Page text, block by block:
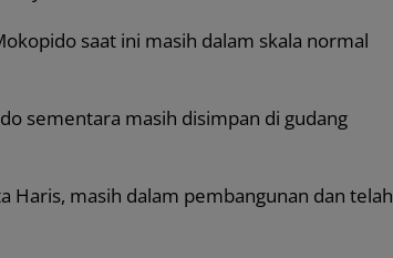
saat ini masih dalam skala normal
sementara masih disimpan di gudang
Haris, masih dalam pembangunan dan telah